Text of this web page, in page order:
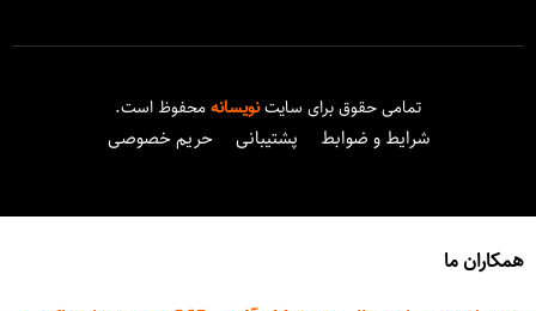
تمامی حقوق برای سایتنویسانهمحفوظ است.
شرایط و ضوابط پشتیبانی حریم خصوصی
همکاران ما